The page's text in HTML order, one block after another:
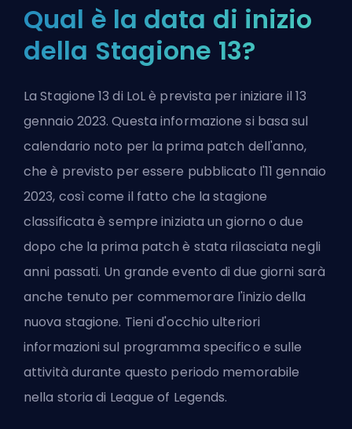
Qual è la data di inizio
della Stagione 13?
La Stagione 13 di LoL è prevista per iniziare il 13
gennaio 2023. Questa informazione si basa sul
calendario noto per la prima patch dell'anno,
che è previsto per essere pubblicato l'11 gennaio
2023, così come il fatto che la stagione
classificata è sempre iniziata un giorno o due
dopo che la prima patch è stata rilasciata negli
anni passati. Un grande evento di due giorni sarà
anche tenuto per commemorare l'inizio della
nuova stagione. Tieni d'occhio ulteriori
informazioni sul programma specifico e sulle
attività durante questo periodo memorabile
nella storia di League of Legends.